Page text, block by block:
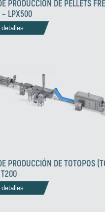
PRODUCCIÓN DE PELLETS
– LPX500
detalles
PRODUCCIÓN DE TOTOPOS
detalles